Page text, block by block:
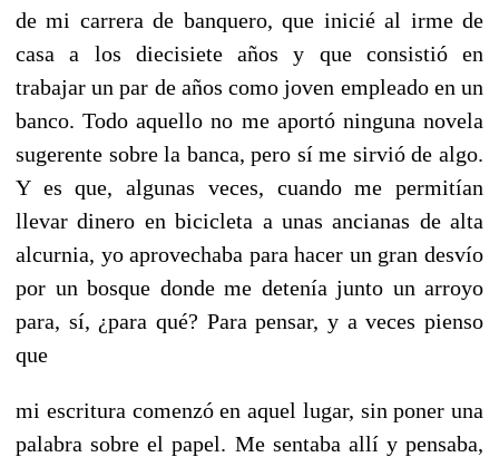
de mi carrera de banquero, que inicié al irme de
casa a los diecisiete años y que consistió en
trabajar un par de años como joven empleado en un
banco. Todo aquello no me aportó ninguna novela
sugerente sobre la banca, pero sí me sirvió de algo.
Y es que, algunas veces, cuando me permitían
llevar dinero en bicicleta a unas ancianas de alta
alcurnia, yo aprovechaba para hacer un gran desvío
por un bosque donde me detenía junto un arroyo
para, sí, ¿para qué? Para pensar, y a veces pienso
que
mi escritura comenzó en aquel lugar, sin poner una
palabra sobre el papel. Me sentaba allí y pensaba,